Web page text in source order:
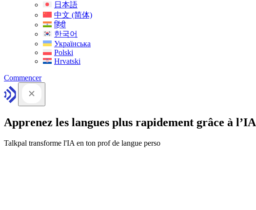
日本語
中文 (简体)
हिंदी
한국어
Українська
Polski
Hrvatski
Commencer
Apprenez les langues plus rapidement grâce à l’IA
Talkpal transforme l'IA en ton prof de langue perso